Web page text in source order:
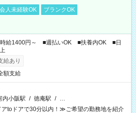
人未経験OK
ブランクOK
時給1400円～ ■週払いOK ■扶養内OK ■日
給あり
額支給
内小阪駅 / 徳庵駅 / …
toドアで30分以内！≫ご希望の勤務地を紹介